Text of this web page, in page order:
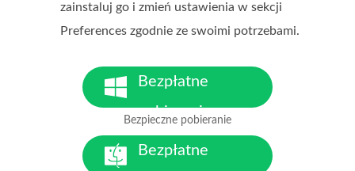
zainstaluj go i zmień ustawienia w sekcji
Preferences zgodnie ze swoimi potrzebami.
Bezpłatne
pobieranie
Dla Windows 7 lub nowszego
Bezpieczne pobieranie
Bezpłatne